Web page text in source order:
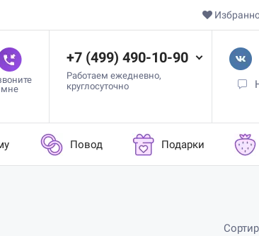
мне
+7 (499) 490-10-90
Работаем ежедневно,
круглосуточно
Повод Подарки